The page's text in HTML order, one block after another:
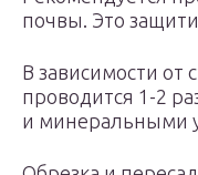
почвы. Это
В зависимости от
проводится 1-2
и минеральными